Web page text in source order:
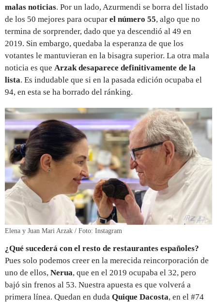
malas noticias. Por un lado, Azurmendi se borra del listado
de los 50 mejores para ocupar el número 55, algo que no
termina de sorprender, dado que ya descendió al 49 en
2019. Sin embargo, quedaba la esperanza de que los
votantes le mantuvieran en la bisagra superior. La otra mala
noticia es que Arzak desaparece definitivamente de la
lista. Es indudable que si en la pasada edición ocupaba el
94, en esta se ha borrado del ránking.
Elena y Juan Mari Arzak / Foto: Instagram
¿Qué sucederá con el resto de restaurantes españoles?
Pues solo podemos creer en la merecida reincorporación de
uno de ellos, Nerua, que en el 2019 ocupaba el 32, pero
bajó sin frenos al 53. Nuestra apuesta es que volverá a
primera línea. Quedan en duda Quique Dacosta, en el #74